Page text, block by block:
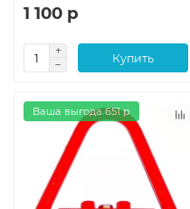
1 100 р
Купить
Ваша выгода 651 р